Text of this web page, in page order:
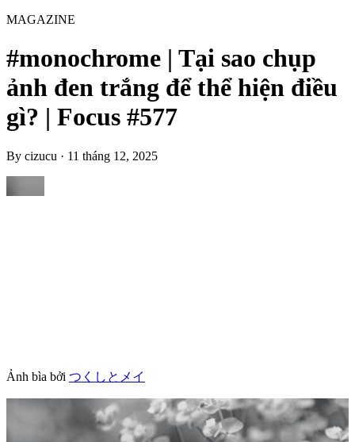
MAGAZINE
#monochrome | Tại sao chụp
ảnh đen trắng để thể hiện điều
gì? | Focus #577
By cizucu · 11 tháng 12, 2025
Ảnh bìa bởi つくしとメイ